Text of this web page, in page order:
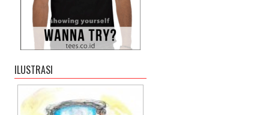
ILUSTRASI